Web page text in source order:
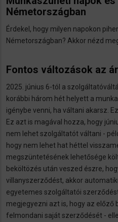
Németországban
Érdekel, hogy milyen napokon
Németországban? Akkor nézd
Fontos változások az
2025. június 6-tól a
korábbi három hét helyett a
igénybe venni, ha váltani akarsz.
Ez azt is magával hozza, hogy
nem lehet szolgáltatót váltani -
hogy nem lehet hat héttel
megszüntetésének lehetősége
beköltözés után veszed észre,
villanyszerződést, akkor
egyetemes szolgáltatói
megjegyezni azt is, hogy az előző
felmondani saját szerződését -